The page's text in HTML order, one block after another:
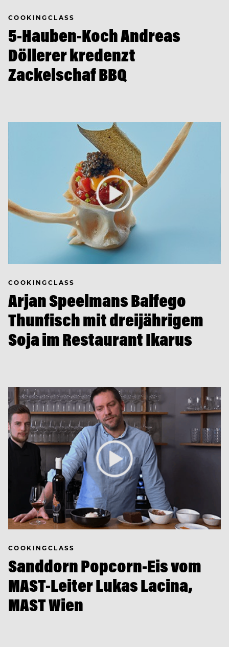
COOKINGCLASS
5-Hauben-Koch Andreas
Döllerer kredenzt
Zackelschaf BBQ
COOKINGCLASS
Arjan Speelmans Balfego
Thunfisch mit dreijährigem
Soja im Restaurant Ikarus
COOKINGCLASS
Sanddorn Popcorn-Eis vom
MAST-Leiter Lukas Lacina,
MAST Wien